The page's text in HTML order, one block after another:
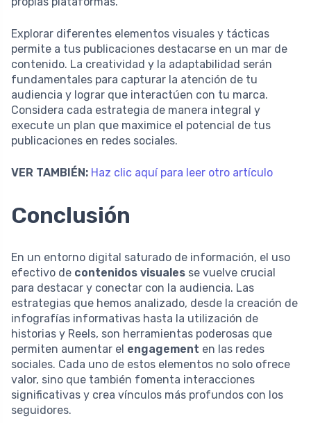
Explorar diferentes elementos visuales y tácticas
permite a tus publicaciones destacarse en un mar de
contenido. La creatividad y la adaptabilidad serán
fundamentales para capturar la atención de tu
audiencia y lograr que interactúen con tu marca.
Considera cada estrategia de manera integral y
execute un plan que maximice el potencial de tus
publicaciones en redes sociales.
VER TAMBIÉN: Haz clic aquí para leer otro artículo
Conclusión
En un entorno digital saturado de información, el uso
efectivo de contenidos visuales se vuelve crucial
para destacar y conectar con la audiencia. Las
estrategias que hemos analizado, desde la creación de
infografías informativas hasta la utilización de
historias y Reels, son herramientas poderosas que
permiten aumentar el engagement en las redes
sociales. Cada uno de estos elementos no solo ofrece
valor, sino que también fomenta interacciones
significativas y crea vínculos más profundos con los
seguidores.